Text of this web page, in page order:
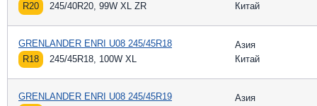
R20
245/40R20, 99W XL ZR
Китай
GRENLANDER ENRI U08 245/45R18
R18
245/45R18, 100W XL
Азия
Китай
GRENLANDER ENRI U08 245/45R19
Азия